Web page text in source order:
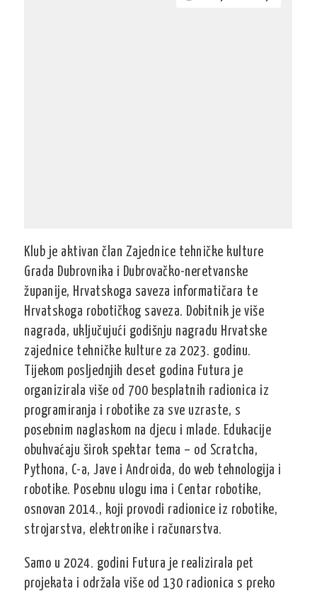
Klub je aktivan član Zajednice tehničke kulture
Grada Dubrovnika i Dubrovačko-neretvanske
županije, Hrvatskoga saveza informatičara te
Hrvatskoga robotičkog saveza. Dobitnik je više
nagrada, uključujući godišnju nagradu Hrvatske
zajednice tehničke kulture za 2023. godinu.
Tijekom posljednjih deset godina Futura je
organizirala više od 700 besplatnih radionica iz
programiranja i robotike za sve uzraste, s
posebnim naglaskom na djecu i mlade. Edukacije
obuhvaćaju širok spektar tema – od Scratcha,
Pythona, C-a, Jave i Androida, do web tehnologija i
robotike. Posebnu ulogu ima i Centar robotike,
osnovan 2014., koji provodi radionice iz robotike,
strojarstva, elektronike i računarstva.
Samo u 2024. godini Futura je realizirala pet
projekata i održala više od 130 radionica s preko